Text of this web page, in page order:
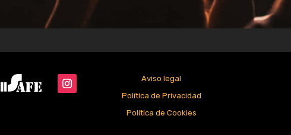
Aviso legal
Política de Privacidad
Política de Cookies